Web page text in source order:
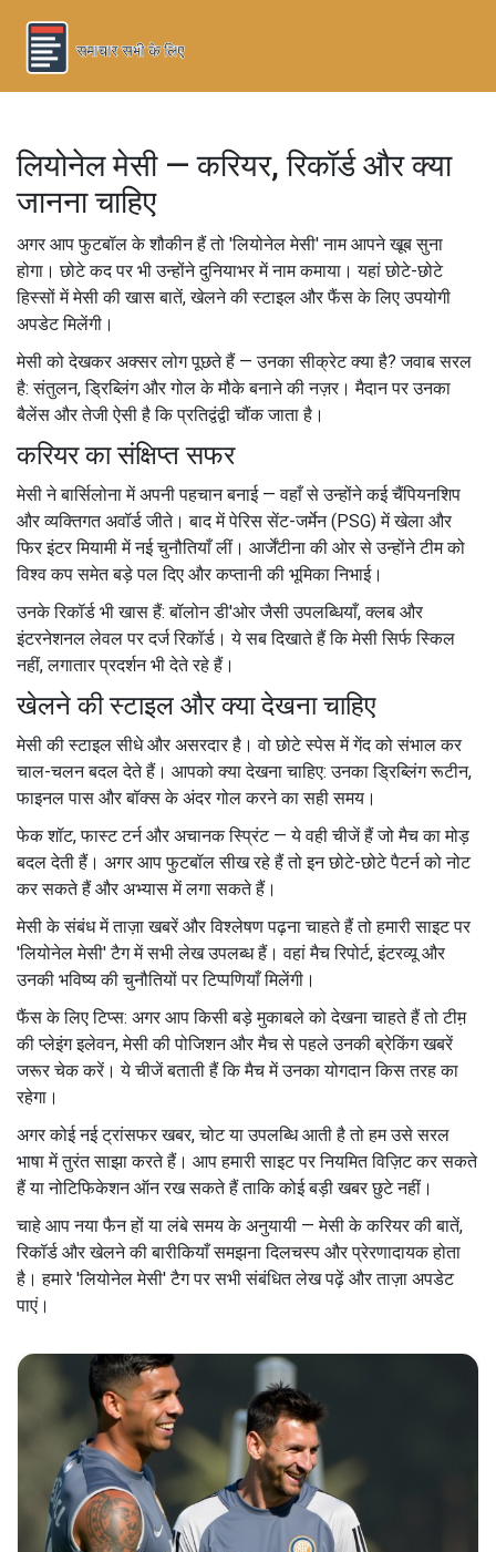
लियोनेल मेसी — करियर, रिकॉर्ड और क्या
जानना चाहिए
अगर आप फुटबॉल के शौकीन हैं तो 'लियोनेल मेसी' नाम आपने खूब सुना
होगा। छोटे कद पर भी उन्होंने दुनियाभर में नाम कमाया। यहां छोटे-छोटे
हिस्सों में मेसी की खास बातें, खेलने की स्टाइल और फैंस के लिए उपयोगी
अपडेट मिलेंगी।
मेसी को देखकर अक्सर लोग पूछते हैं — उनका सीक्रेट क्या है? जवाब सरल
है: संतुलन, ड्रिब्लिंग और गोल के मौके बनाने की नज़र। मैदान पर उनका
बैलेंस और तेजी ऐसी है कि प्रतिद्वंद्वी चौंक जाता है।
करियर का संक्षिप्त सफर
मेसी ने बार्सिलोना में अपनी पहचान बनाई — वहाँ से उन्होंने कई चैंपियनशिप
और व्यक्तिगत अवॉर्ड जीते। बाद में पेरिस सेंट-जर्मेन (PSG) में खेला और
फिर इंटर मियामी में नई चुनौतियाँ लीं। आर्जेंटीना की ओर से उन्होंने टीम को
विश्व कप समेत बड़े पल दिए और कप्तानी की भूमिका निभाई।
उनके रिकॉर्ड भी खास हैं: बॉलोन डी'ओर जैसी उपलब्धियाँ, क्लब और
इंटरनेशनल लेवल पर दर्ज रिकॉर्ड। ये सब दिखाते हैं कि मेसी सिर्फ स्किल
नहीं, लगातार प्रदर्शन भी देते रहे हैं।
खेलने की स्टाइल और क्या देखना चाहिए
मेसी की स्टाइल सीधे और असरदार है। वो छोटे स्पेस में गेंद को संभाल कर
चाल-चलन बदल देते हैं। आपको क्या देखना चाहिए: उनका ड्रिब्लिंग रूटीन,
फाइनल पास और बॉक्स के अंदर गोल करने का सही समय।
फेक शॉट, फास्ट टर्न और अचानक स्प्रिंट — ये वही चीजें हैं जो मैच का मोड़
बदल देती हैं। अगर आप फुटबॉल सीख रहे हैं तो इन छोटे-छोटे पैटर्न को नोट
कर सकते हैं और अभ्यास में लगा सकते हैं।
मेसी के संबंध में ताज़ा खबरें और विश्लेषण पढ़ना चाहते हैं तो हमारी साइट पर
'लियोनेल मेसी' टैग में सभी लेख उपलब्ध हैं। वहां मैच रिपोर्ट, इंटरव्यू और
उनकी भविष्य की चुनौतियों पर टिप्पणियाँ मिलेंगी।
फैंस के लिए टिप्स: अगर आप किसी बड़े मुकाबले को देखना चाहते हैं तो टीम़
की प्लेइंग इलेवन, मेसी की पोजिशन और मैच से पहले उनकी ब्रेकिंग खबरें
जरूर चेक करें। ये चीजें बताती हैं कि मैच में उनका योगदान किस तरह का
रहेगा।
अगर कोई नई ट्रांसफर खबर, चोट या उपलब्धि आती है तो हम उसे सरल
भाषा में तुरंत साझा करते हैं। आप हमारी साइट पर नियमित विज़िट कर सकते
हैं या नोटिफिकेशन ऑन रख सकते हैं ताकि कोई बड़ी खबर छुटे नहीं।
चाहे आप नया फैन हों या लंबे समय के अनुयायी — मेसी के करियर की बातें,
रिकॉर्ड और खेलने की बारीकियाँ समझना दिलचस्प और प्रेरणादायक होता
है। हमारे 'लियोनेल मेसी' टैग पर सभी संबंधित लेख पढ़ें और ताज़ा अपडेट
पाएं।